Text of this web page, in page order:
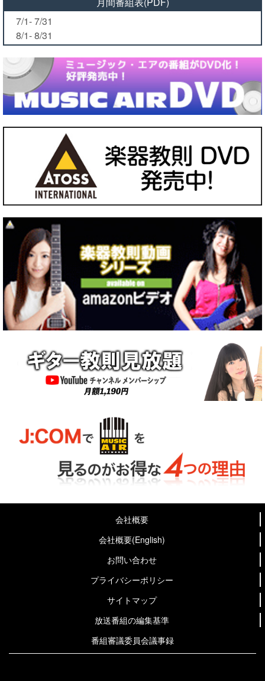
7/1- 7/31
8/1- 8/31
会社概要
会社概要(English)
お問い合わせ
プライバシーポリシー
サイトマップ
放送番組の編集基準
番組審議委員会議事録